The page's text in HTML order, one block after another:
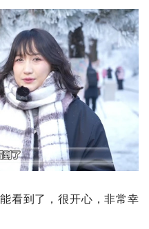
看到了，很开心，非常幸